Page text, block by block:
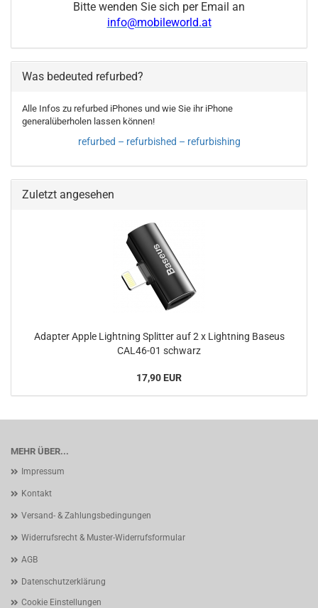
Bitte wenden Sie sich per Email an
info@mobileworld.at
Was bedeuted refurbed?
Alle Infos zu refurbed iPhones und wie Sie ihr iPhone
generalüberholen lassen können!
refurbed – refurbished – refurbishing
Zuletzt angesehen
Adapter Apple Lightning Splitter auf 2 x Lightning Baseus
CAL46-01 schwarz
17,90 EUR
MEHR ÜBER...
Impressum
Kontakt
Versand- & Zahlungsbedingungen
Widerrufsrecht & Muster-Widerrufsformular
AGB
Datenschutzerklärung
Cookie Einstellungen